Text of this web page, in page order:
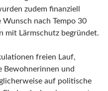
zudem finanziell
nach Tempo 30
mit Lärmschutz begründet.
freien Lauf,
Bewohnerinnen und
auf politische